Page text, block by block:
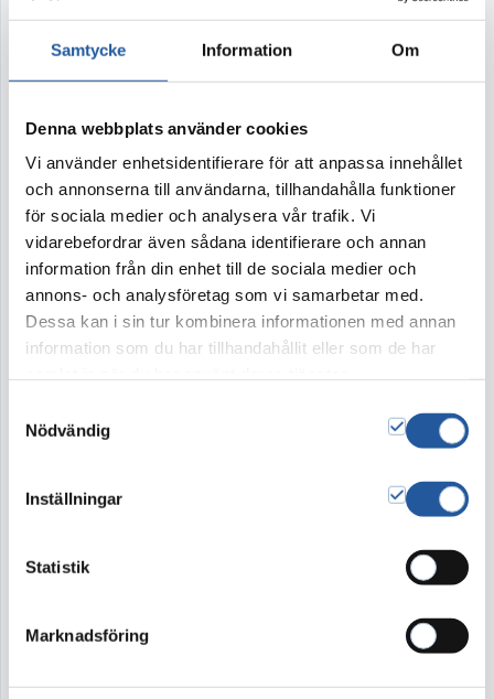
Samtycke Information Om
Denna webbplats använder cookies
Vi använder enhetsidentifierare för att anpassa innehållet
och annonserna till användarna, tillhandahålla funktioner
för sociala medier och analysera vår trafik. Vi
vidarebefordrar även sådana identifierare och annan
information från din enhet till de sociala medier och
annons- och analysföretag som vi samarbetar med.
Dessa kan i sin tur kombinera informationen med annan
information som du har tillhandahållit eller som de har
Nödvändig
Inställningar
Statistik
Marknadsföring
Skogsgrön
Unik urna
Med hjälp av olika hantverkstekniker har IGNIS
Blommor vidareutvecklat den uppskattade
kollektionen med handmålade urnor och skapat
en helt ny serie unika urnor.
Skogsgrön(British racing green) – är en unik
urna skapad och tillverkad av våra florister på
IGNIS Blommor. I grunden är det vår vackra
barkurna tillverkad av nedbrytningsbart
material– helt enkelt lånad från naturen.
3.200 kr
kontakta kundtjänst på tel 08-15 16 60